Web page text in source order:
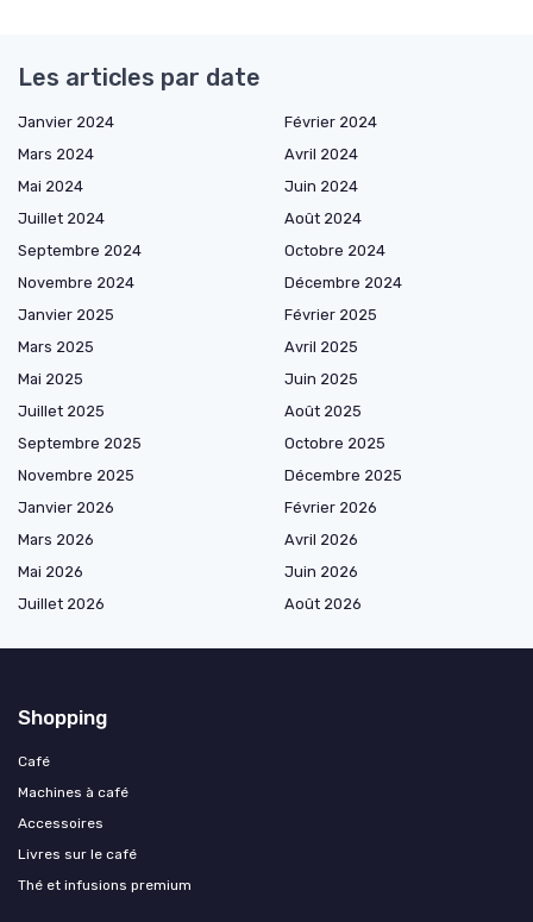
Les articles par date
Janvier 2024
Février 2024
Mars 2024
Avril 2024
Mai 2024
Juin 2024
Juillet 2024
Août 2024
Septembre 2024
Octobre 2024
Novembre 2024
Décembre 2024
Janvier 2025
Février 2025
Mars 2025
Avril 2025
Mai 2025
Juin 2025
Juillet 2025
Août 2025
Septembre 2025
Octobre 2025
Novembre 2025
Décembre 2025
Janvier 2026
Février 2026
Mars 2026
Avril 2026
Mai 2026
Juin 2026
Juillet 2026
Août 2026
Shopping
Café
Machines à café
Accessoires
Livres sur le café
Thé et infusions premium